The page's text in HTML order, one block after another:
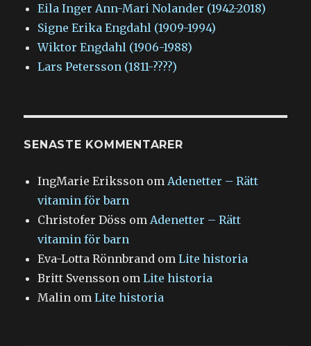
Eila Inger Ann-Mari Nolander (1942-2018)
Signe Erika Engdahl (1909-1994)
Wiktor Engdahl (1906-1988)
Lars Petersson (1811-????)
SENASTE KOMMENTARER
IngMarie Eriksson om Adenetter – Rätt
vitamin för barn
Christofer Döss om Adenetter – Rätt
vitamin för barn
Eva-Lotta Rönnbrand omLite historia
Britt Svensson omLite historia
Malin omLite historia